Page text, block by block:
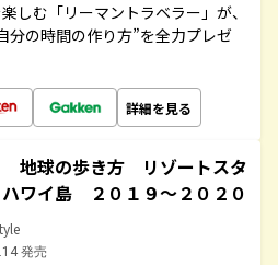
しむ「リーマントラベラー」が、
分の時間の作り方”を全力プレゼ
詳細を見る
地球の歩き方 リゾートスタ
ワイ島 ２０１９～２０２０
発売